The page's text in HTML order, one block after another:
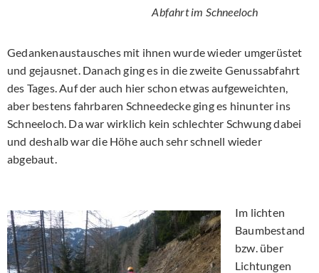
Abfahrt im Schneeloch
Gedankenaustausches mit ihnen wurde wieder umgerüstet
und gejausnet. Danach ging es in die zweite Genussabfahrt
des Tages. Auf der auch hier schon etwas aufgeweichten,
aber bestens fahrbaren Schneedecke ging es hinunter ins
Schneeloch. Da war wirklich kein schlechter Schwung dabei
und deshalb war die Höhe auch sehr schnell wieder
abgebaut.
Im lichten
Baumbestand
bzw. über
Lichtungen